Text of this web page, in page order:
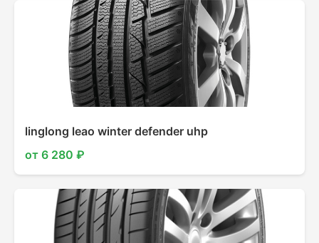
linglong leao winter defender uhp
от 6 280 ₽